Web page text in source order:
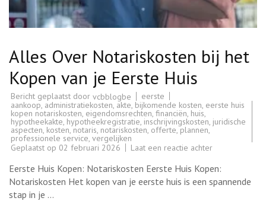
Alles Over Notariskosten bij het
Kopen van je Eerste Huis
Bericht geplaatst door vcbblogbe
eerste
aankoop, administratiekosten, akte, bijkomende kosten, eerste huis
kopen notariskosten, eigendomsrechten, financiën, huis,
hypotheekakte, hypotheekregistratie, inschrijvingskosten, juridische
aspecten, kosten,notaris, notariskosten, offerte,plannen,
professionele service, vergelijken
Geplaatst op 02 februari 2026 Laat een reactie achterop
Notariskosten
bij
het
Eerste Huis Kopen: Notariskosten Eerste Huis Kopen:
Notariskosten Het kopen van je eerste huis is een spannende
stap in je …